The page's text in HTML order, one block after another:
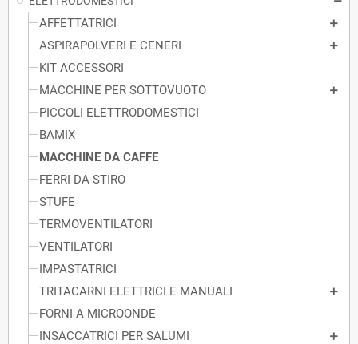
AFFETTATRICI
ASPIRAPOLVERI E CENERI
KIT ACCESSORI
MACCHINE PER SOTTOVUOTO
PICCOLI ELETTRODOMESTICI
BAMIX
MACCHINE DA CAFFE
FERRI DA STIRO
STUFE
TERMOVENTILATORI
VENTILATORI
IMPASTATRICI
TRITACARNI ELETTRICI E MANUALI
FORNI A MICROONDE
INSACCATRICI PER SALUMI